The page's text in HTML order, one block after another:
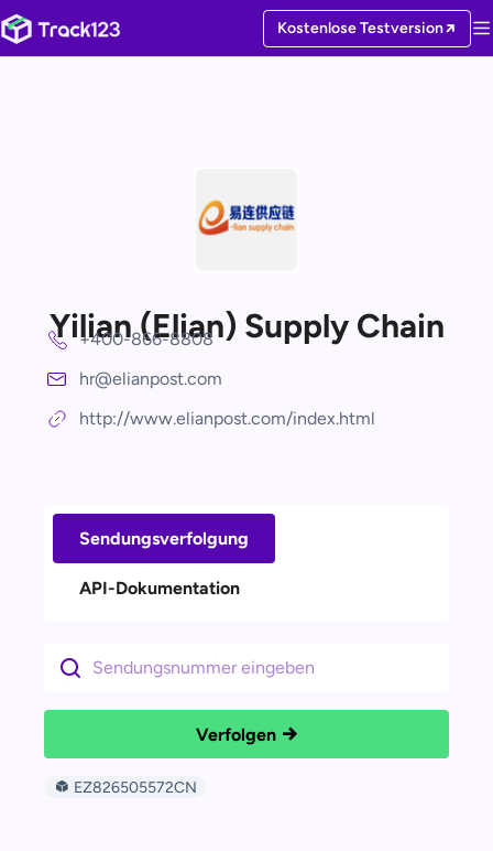
Kostenlose Testversion
Yilian (Elian) Supply Chain
+400-866-8808
hr@elianpost.com
http://www.elianpost.com/index.html
Sendungsverfolgung
API-Dokumentation
Verfolgen
EZ826505572CN